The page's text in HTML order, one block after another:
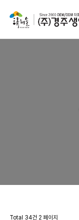
Total 34건 2 페이지